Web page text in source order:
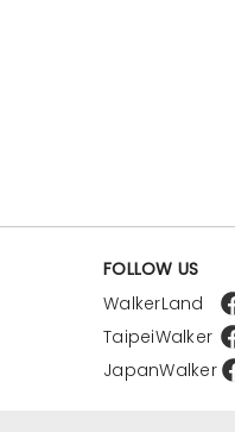
FOLLOW US
WalkerLand
TaipeiWalker
JapanWalker